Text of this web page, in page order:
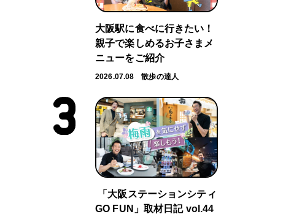
大阪駅に食べに行きたい！
親子で楽しめるお子さまメ
ニューをご紹介
2026.07.08 散歩の達人
「大阪ステーションシティ
GO FUN」取材日記 vol.44